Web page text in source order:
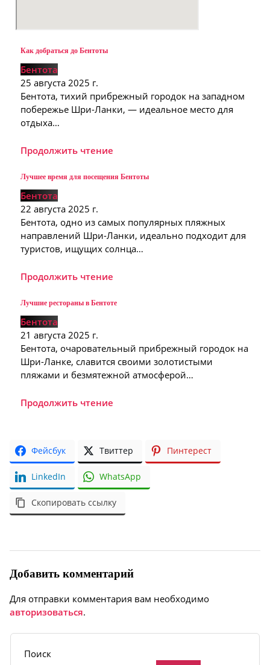
Как добраться до Бентоты
Бентота
25 августа 2025 г.
Бентота, тихий прибрежный городок на западном
побережье Шри-Ланки, — идеальное место для
отдыха…
Продолжить чтение
Лучшее время для посещения Бентоты
Бентота
22 августа 2025 г.
Бентота, одно из самых популярных пляжных
направлений Шри-Ланки, идеально подходит для
туристов, ищущих солнца…
Продолжить чтение
Лучшие рестораны в Бентоте
Бентота
21 августа 2025 г.
Бентота, очаровательный прибрежный городок на
Шри-Ланке, славится своими золотистыми
пляжами и безмятежной атмосферой…
Продолжить чтение
Фейсбук Твиттер Пинтерест
LinkedIn WhatsApp
Скопировать ссылку
Добавить комментарий
Для отправки комментария вам необходимо
авторизоваться.
Поиск